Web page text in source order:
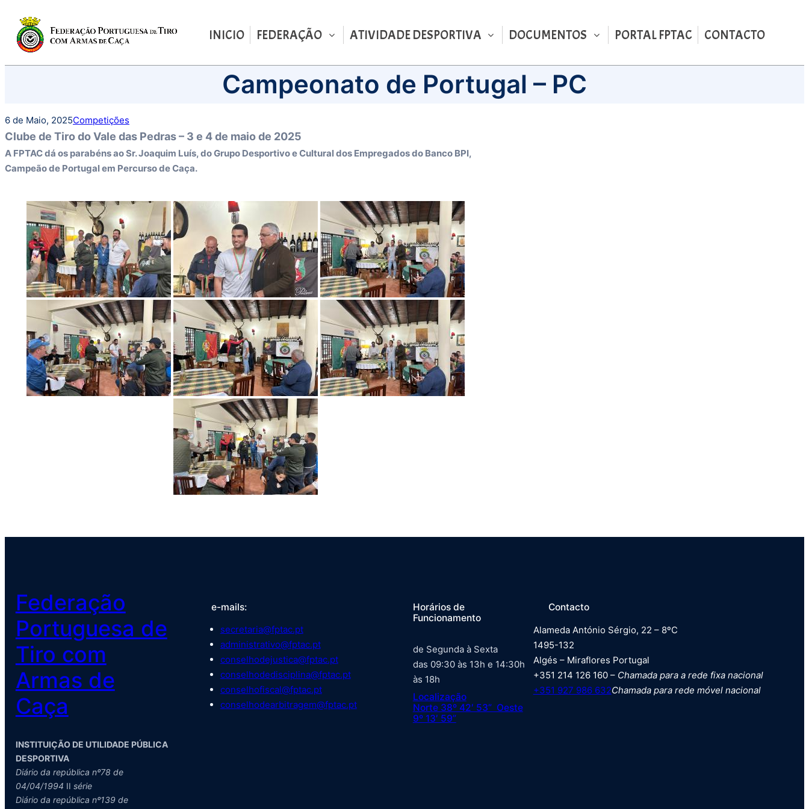
INICIO FEDERAÇÃO ATIVIDADE DESPORTIVA DOCUMENTOS PORTAL FPTAC CONTACTO
conteúdo
Campeonato de Portugal – PC
6 de Maio, 2025Competições
Clube de Tiro do Vale das Pedras – 3 e 4 de maio de 2025
A FPTAC dá os parabéns ao Sr. Joaquim Luís, do Grupo Desportivo e Cultural dos Empregados do Banco BPI,
Campeão de Portugal em Percurso de Caça.
Federação
Portuguesa de
Tiro com
Armas de
Caça
INSTITUIÇÃO DE UTILIDADE PÚBLICA
DESPORTIVA
Diário da república nº78 de
04/04/1994 II série
Diário da república nº139 de
e-mails:
secretaria@fptac.pt
administrativo@fptac.pt
conselhodejustica@fptac.pt
conselhodedisciplina@fptac.pt
conselhofiscal@fptac.pt
conselhodearbitragem@fptac.pt
Horários de
Funcionamento
de Segunda à Sexta
das 09:30 às 13h e 14:30h
às 18h
Localização
Norte 38º 42′ 53” Oeste
9º 13′ 59”
Contacto
Alameda António Sérgio, 22 – 8ºC
1495-132
Algés – Miraflores Portugal
+351 214 126 160 – Chamada para a rede fixa nacional
+351 927 986 632Chamada para rede móvel nacional